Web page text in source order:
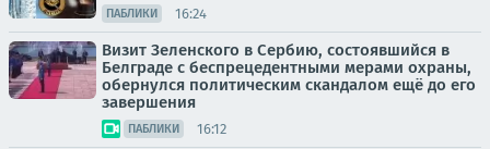
ПАБЛИКИ 16:24
Визит Зеленского в Сербию, состоявшийся в
Белграде с беспрецедентными мерами охраны,
обернулся политическим скандалом ещё до его
завершения
ПАБЛИКИ 16:12